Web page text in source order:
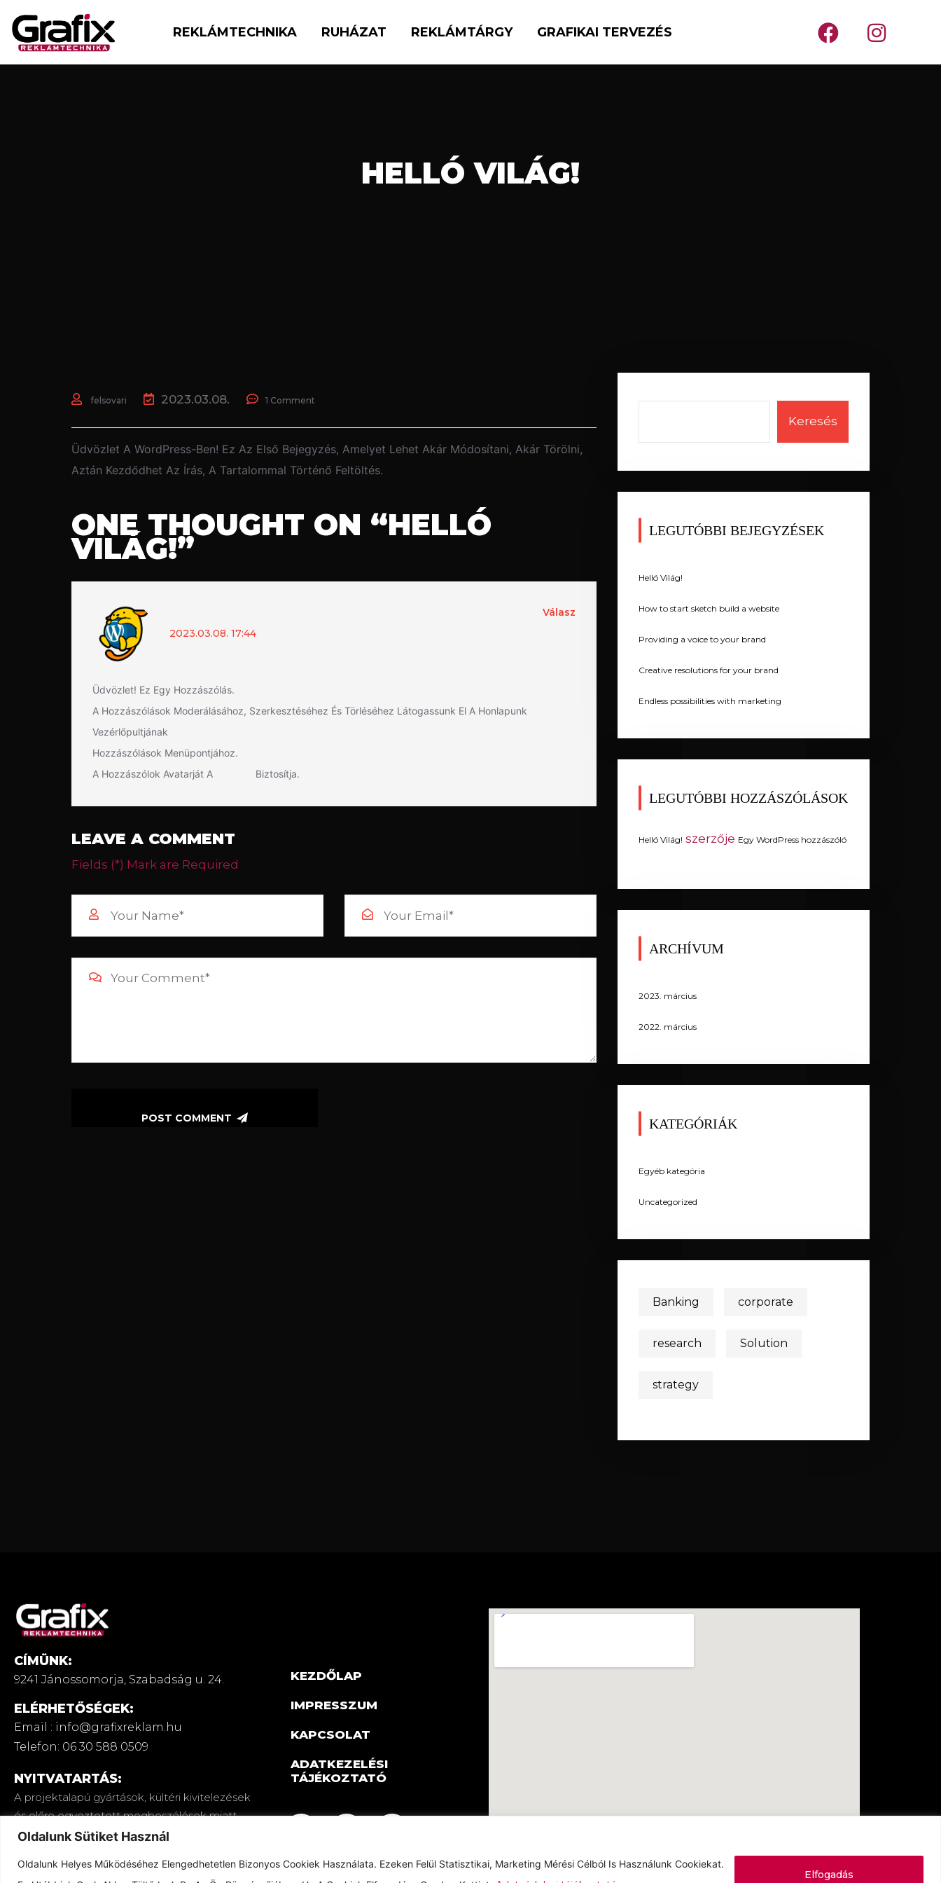
Oldalunk Sütiket Használ
Oldalunk Helyes Működéséhez Elengedhetetlen Bizonyos Cookiek Használata. Ezeken Felül Statisztikai, Marketing Mérési Célból Is Használunk Cookiekat.
Elfogadás
REKLÁMTECHNIKA RUHÁZAT REKLÁMTÁRGY GRAFIKAI TERVEZÉS
HELLÓ VILÁG!
felsovari 2023.03.08. 1 Comment
Üdvözlet A WordPress-Ben! Ez Az Első Bejegyzés, Amelyet Lehet Akár Módosítani, Akár Törölni,
Aztán Kezdődhet Az Írás, A Tartalommal Történő Feltöltés.
ONE THOUGHT ON “HELLÓ
VILÁG!”
2023.03.08. 17:44
Üdvözlet! Ez Egy Hozzászólás.
A Hozzászólások Moderálásához, Szerkesztéséhez És Törléséhez Látogassunk El A Honlapunk
Vezérlőpultjának
Hozzászólások Menüpontjához.
A Hozzászólok Avatarját A
Biztosítja.
Válasz
LEAVE A COMMENT
Fields (*) Mark are Required
POST COMMENT
Keresés
LEGUTÓBBI BEJEGYZÉSEK
Helló Világ!
How to start sketch build a website
Providing a voice to your brand
Creative resolutions for your brand
Endless possibilities with marketing
LEGUTÓBBI HOZZÁSZÓLÁSOK
Helló Világ! szerzője Egy WordPress hozzászóló
ARCHÍVUM
2023. március
2022. március
KATEGÓRIÁK
Egyéb kategória
Uncategorized
Banking corporate
research Solution
strategy
CÍMÜNK:
9241 Jánossomorja, Szabadság u. 24.
ELÉRHETŐSÉGEK:
Email : info@grafixreklam.hu
Telefon: 06 30 588 0509
NYITVATARTÁS:
A projektalapú gyártások, kültéri kivitelezések
és előre egyeztetett megbeszélések miatt
nincs állandó nyitvatartás. Időpontegyeztetés
egyikén!
KEZDŐLAP
IMPRESSZUM
KAPCSOLAT
ADATKEZELÉSI
TÁJÉKOZTATÓ